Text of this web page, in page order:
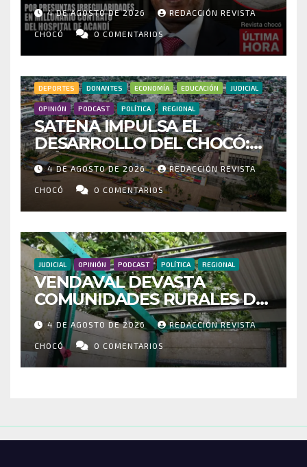
POR PRESUNTAS
IRREGULARIDADES EN
MILLONARIO CONTRATO DEL
HOSPITAL DE ACANDÍ
4 DE AGOSTO DE 2026 REDACCIÓN REVISTA
CHOCÓ 0 COMENTARIOS
DEPORTES DONANTES ECONOMÍA EDUCACIÓN JUDICIAL
OPINIÓN PODCAST POLÍTICA REGIONAL
SATENA IMPULSA EL
DESARROLLO DEL CHOCÓ:
MÁS DE 35 MIL PASAJEROS
MOVILIZADOS Y NUEVAS
RUTAS FORTALECEN LA
CONECTIVIDAD
4 DE AGOSTO DE 2026 REDACCIÓN REVISTA
CHOCÓ 0 COMENTARIOS
JUDICIAL OPINIÓN PODCAST POLÍTICA REGIONAL
VENDAVAL DEVASTA
COMUNIDADES RURALES DE
RIOSUCIO: ESCUELAS,
VIVIENDAS Y CEMENTERIO
ENTRE LOS AFECTADOS
4 DE AGOSTO DE 2026 REDACCIÓN REVISTA
CHOCÓ 0 COMENTARIOS